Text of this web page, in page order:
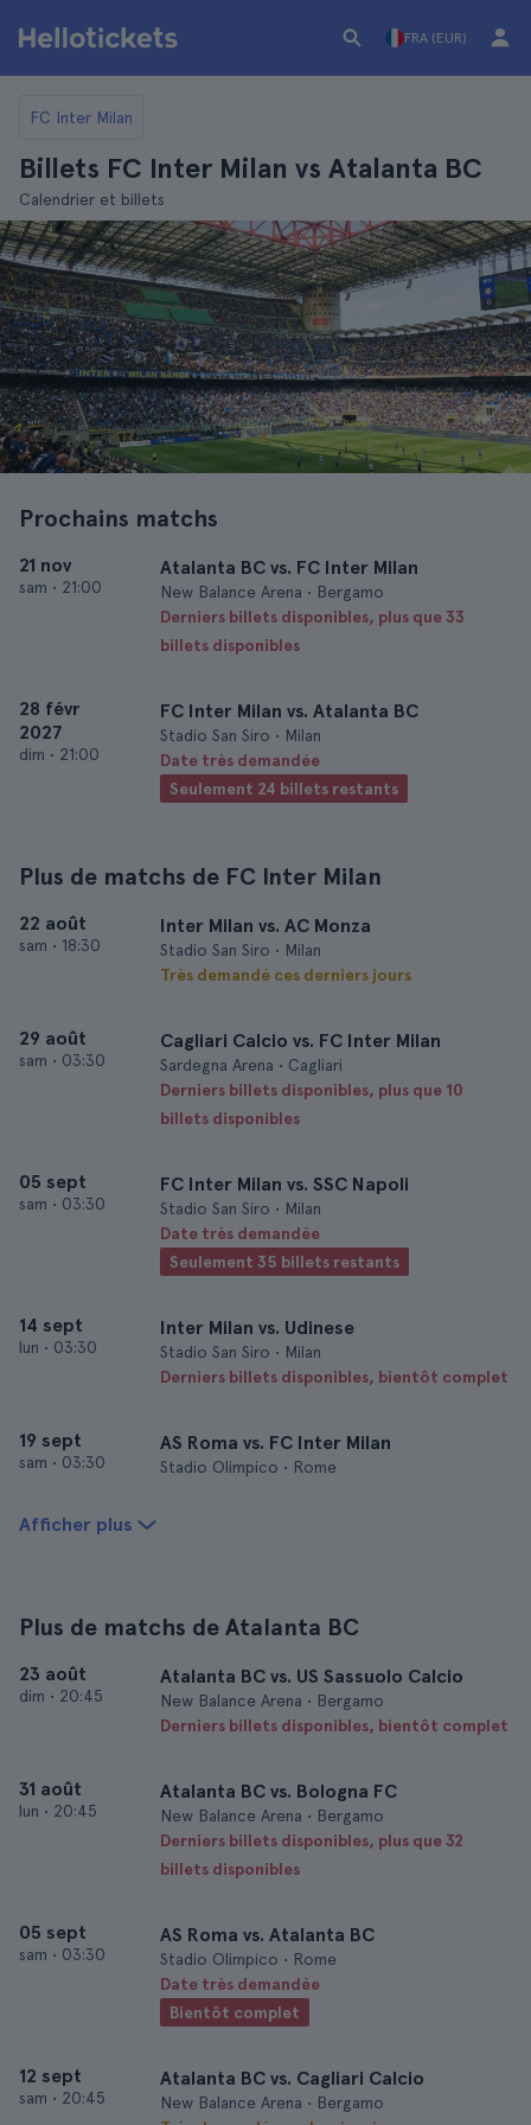
FRA (EUR)
FC Inter Milan
Billets FC Inter Milan vs Atalanta BC
Calendrier et billets
Prochains matchs
21 nov
sam • 21:00
Atalanta BC vs. FC Inter Milan
New Balance Arena • Bergamo
Derniers billets disponibles, plus que 33
billets disponibles
28 févr
2027
dim • 21:00
FC Inter Milan vs. Atalanta BC
Stadio San Siro • Milan
Date très demandée
Seulement 24 billets restants
Plus de matchs de FC Inter Milan
22 août
sam • 18:30
Inter Milan vs. AC Monza
Stadio San Siro • Milan
Très demandé ces derniers jours
29 août
sam • 03:30
Cagliari Calcio vs. FC Inter Milan
Sardegna Arena • Cagliari
Derniers billets disponibles, plus que 10
billets disponibles
05 sept
sam • 03:30
FC Inter Milan vs. SSC Napoli
Stadio San Siro • Milan
Date très demandée
Seulement 35 billets restants
14 sept
lun • 03:30
Inter Milan vs. Udinese
Stadio San Siro • Milan
Derniers billets disponibles, bientôt complet
19 sept
sam • 03:30
AS Roma vs. FC Inter Milan
Stadio Olimpico • Rome
Afficher plus
Plus de matchs de Atalanta BC
23 août
dim • 20:45
Atalanta BC vs. US Sassuolo Calcio
New Balance Arena • Bergamo
Derniers billets disponibles, bientôt complet
31 août
lun • 20:45
Atalanta BC vs. Bologna FC
New Balance Arena • Bergamo
Derniers billets disponibles, plus que 32
billets disponibles
05 sept
sam • 03:30
AS Roma vs. Atalanta BC
Stadio Olimpico • Rome
Date très demandée
Bientôt complet
12 sept
sam • 20:45
Atalanta BC vs. Cagliari Calcio
New Balance Arena • Bergamo